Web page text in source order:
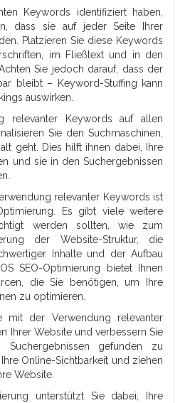
Keywords identifiziert haben,
dass sie auf jeder Seite Ihrer
Platzieren Sie diese Keywords
im Fließtext und in den
Sie jedoch darauf, dass der
bleibt – Keyword-Stuffing kann
auswirken.
relevanter Keywords auf allen
Sie den Suchmaschinen,
geht. Dies hilft ihnen dabei, Ihre
und sie in den Suchergebnissen
relevanter Keywords ist
Es gibt viele weitere
werden sollten, wie zum
der Website-Struktur, die
Inhalte und der Aufbau
SEO-Optimierung bietet Ihnen
die Sie benötigen, um Ihre
zu optimieren.
mit der Verwendung relevanter
Ihrer Website und verbessern Sie
gefunden zu
Online-Sichtbarkeit und ziehen
Website.
unterstützt Sie dabei, Ihre